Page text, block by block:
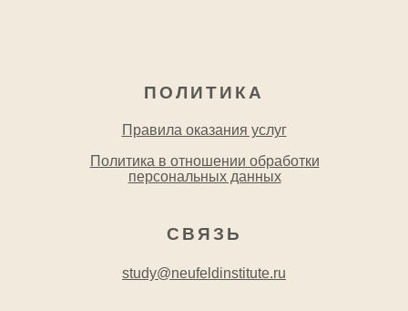
СВЯЗЬ
study@neufeldinstitute.ru
ПОЛИТИКА
Правила оказания услуг
Политика в отношении обработки
персональных данных